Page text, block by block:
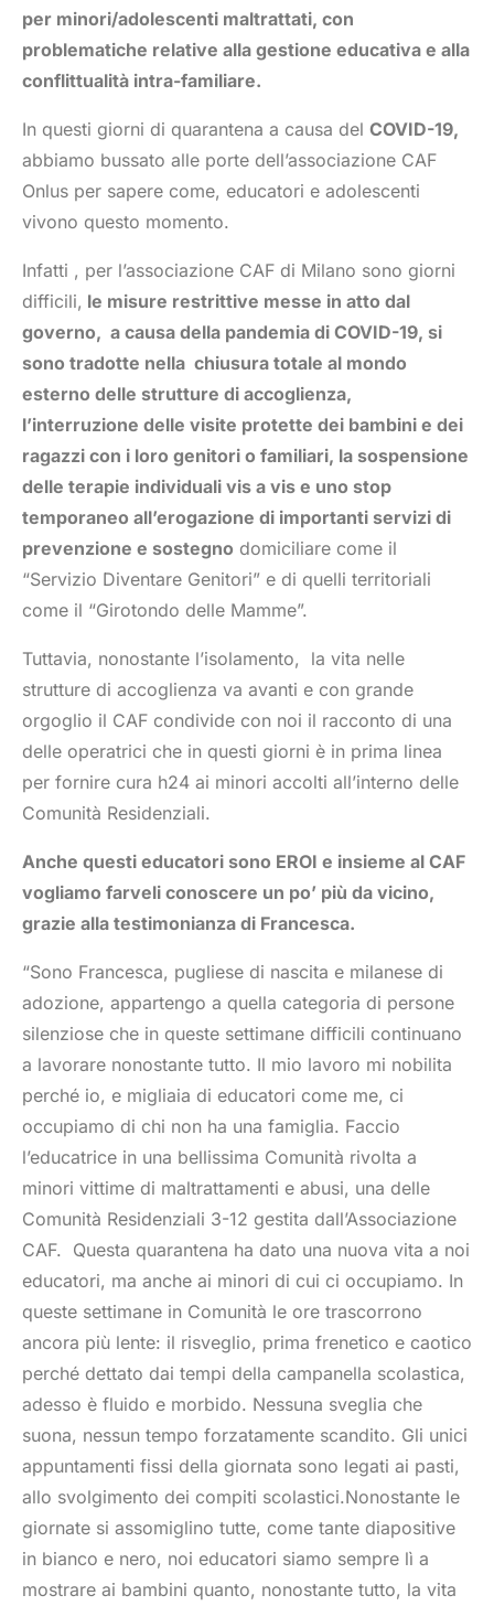
per minori/adolescenti maltrattati, con
problematiche relative alla gestione educativa e alla
conflittualità intra-familiare.
In questi giorni di quarantena a causa del COVID-19,
abbiamo bussato alle porte dell’associazione CAF
Onlus per sapere come, educatori e adolescenti
vivono questo momento.
Infatti , per l’associazione CAF di Milano sono giorni
difficili, le misure restrittive messe in atto dal
governo, a causa della pandemia di COVID-19, si
sono tradotte nella chiusura totale al mondo
esterno delle strutture di accoglienza,
l’interruzione delle visite protette dei bambini e dei
ragazzi con i loro genitori o familiari, la sospensione
delle terapie individuali vis a vis e uno stop
temporaneo all’erogazione di importanti servizi di
prevenzione e sostegno domiciliare come il
“Servizio Diventare Genitori” e di quelli territoriali
come il “Girotondo delle Mamme”.
Tuttavia, nonostante l’isolamento, la vita nelle
strutture di accoglienza va avanti e con grande
orgoglio il CAF condivide con noi il racconto di una
delle operatrici che in questi giorni è in prima linea
per fornire cura h24 ai minori accolti all’interno delle
Comunità Residenziali.
Anche questi educatori sono EROI e insieme al CAF
vogliamo farveli conoscere un po’ più da vicino,
grazie alla testimonianza di Francesca.
“Sono Francesca, pugliese di nascita e milanese di
adozione, appartengo a quella categoria di persone
silenziose che in queste settimane difficili continuano
a lavorare nonostante tutto. Il mio lavoro mi nobilita
perché io, e migliaia di educatori come me, ci
occupiamo di chi non ha una famiglia. Faccio
l’educatrice in una bellissima Comunità rivolta a
minori vittime di maltrattamenti e abusi, una delle
Comunità Residenziali 3-12 gestita dall’Associazione
CAF.
Questa quarantena ha dato una nuova vita a noi
educatori, ma anche ai minori di cui ci occupiamo. In
queste settimane in Comunità le ore trascorrono
ancora più lente: il risveglio, prima frenetico e caotico
perché dettato dai tempi della campanella scolastica,
adesso è fluido e morbido. Nessuna sveglia che
suona, nessun tempo forzatamente scandito. Gli unici
appuntamenti fissi della giornata sono legati ai pasti,
allo svolgimento dei compiti scolastici.Nonostante le
giornate si assomiglino tutte, come tante diapositive
in bianco e nero, noi educatori siamo sempre lì a
mostrare ai bambini quanto, nonostante tutto, la vita